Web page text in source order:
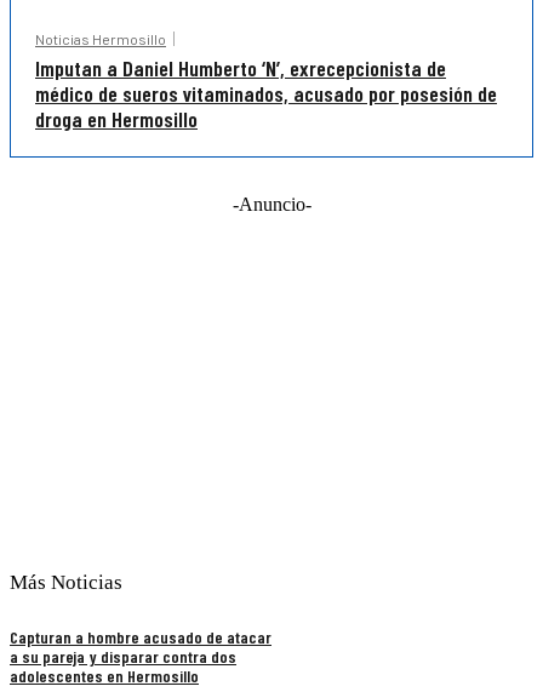
Noticias Hermosillo
Imputan a Daniel Humberto ‘N’, exrecepcionista de
médico de sueros vitaminados, acusado por posesión de
droga en Hermosillo
-Anuncio-
Más Noticias
Capturan a hombre acusado de atacar
a su pareja y disparar contra dos
adolescentes en Hermosillo